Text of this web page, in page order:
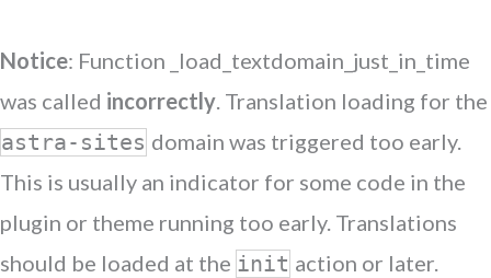
Notice: Function _load_textdomain_just_in_time
was called incorrectly. Translation loading for the
astra-sites domain was triggered too early.
This is usually an indicator for some code in the
plugin or theme running too early. Translations
should be loaded at the init action or later.